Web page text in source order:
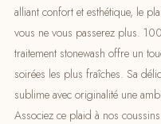
alliant confort et esthétique, le
vous ne vous passerez plus.
traitement stonewash offre un
soirées les plus fraîches. Sa
sublime avec originalité une
Associez ce plaid à nos